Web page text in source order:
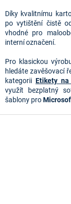
Díky kvalitnímu
po vytištění čistě
vhodné pro
interní označení.
Pro klasickou
hledáte zavěšovací
kategorii Etikety na
využít bezplatný
šablony pro